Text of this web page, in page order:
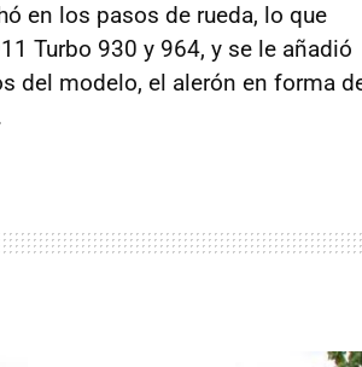
en los pasos de rueda, lo que
Turbo 930 y 964, y se le añadió
del modelo, el alerón en forma